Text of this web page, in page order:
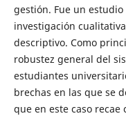
gestión. Fue un
investigación
descriptivo. Como
robustez general del
estudiantes
brechas en las que se
que en este caso